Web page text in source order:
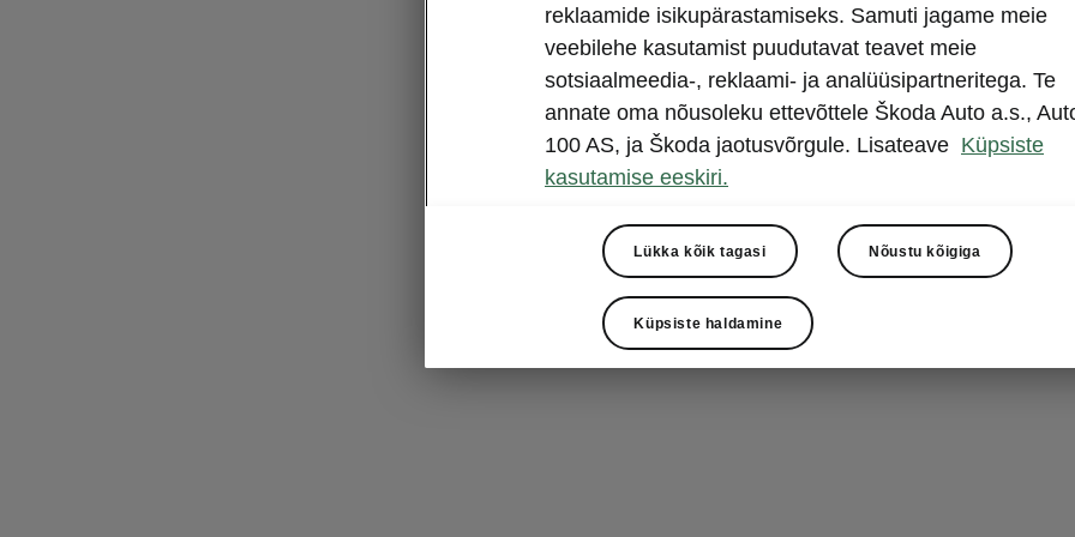
Juhikoha
mida
ehisosad
puutetundlik
üle
seal on ka
reklaamide isikupärastamiseks. Samuti jagame meie
veebilehe kasutamist puudutavat teavet meie
sotsiaalmeedia-, reklaami- ja analüüsipartneritega. Te
annate oma nõusoleku ettevõttele Škoda Auto a.s.,
100 AS, ja Škoda jaotusvõrgule. Lisateave Küpsiste
kasutamise eeskiri.
Lükka kõik tagasi Nõustu kõigiga
Küpsiste haldamine